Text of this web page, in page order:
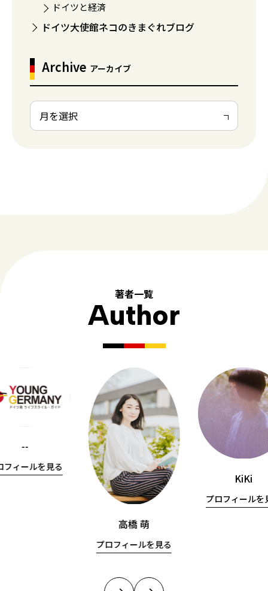
ドイツと経済
ドイツ大使館ネコのきまぐれブログ
Archive アーカイブ
著者一覧
Author
--
フィールを見る
高橋 萌
プロフィールを見る
KiKi
プロフィールを